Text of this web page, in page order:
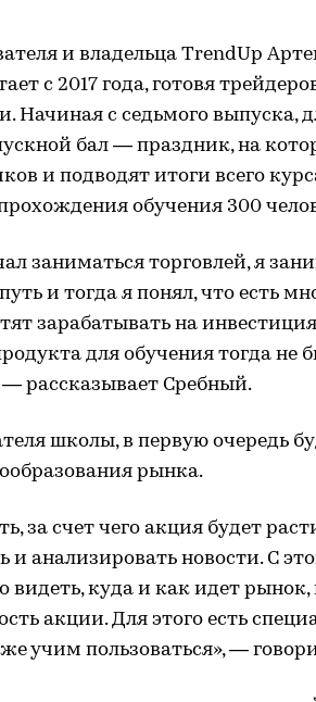
и владельца TrendUp
с 2017 года, готовя
Начиная с седьмого выпуска,
бал — праздник, на
и подводят итоги всего
обучения 300
заниматься торговлей, я
и тогда я понял, что есть
зарабатывать на
для обучения тогда не
— рассказывает Сребный.
школы, в первую очередь
рынка.
за счет чего акция будет
и анализировать новости. С
видеть, куда и как идет рынок,
акции. Для этого есть
учим пользоваться», —